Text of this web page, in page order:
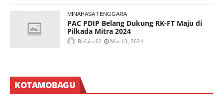
MINAHASA TENGGARA
PAC PDIP Belang Dukung RK-FT Maju di
Pilkada Mitra 2024
Redaksi02 Mei 13, 2024
KOTAMOBAGU